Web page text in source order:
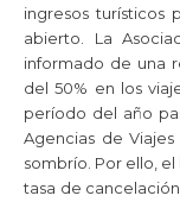
ingresos turísticos
abierto. La
informado de una
del 50% en los
período del año
Agencias de
sombrío. Por ello,
tasa de